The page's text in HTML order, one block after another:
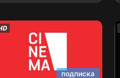
подписка
CINEMA